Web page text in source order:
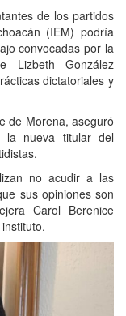
de los partidos
(IEM) podría
convocadas por la
Lizbeth González
dictatoriales y
de Morena, aseguró
la nueva titular del
no acudir a las
sus opiniones son
Carol Berenice